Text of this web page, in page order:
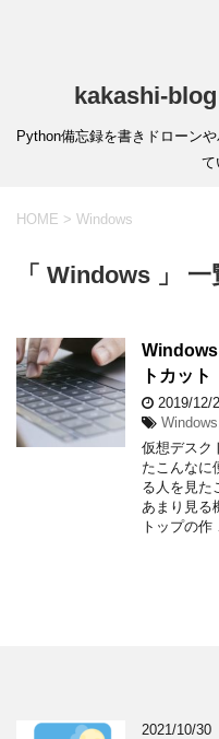
kakashi-
Python備忘録を書きドローン
て
HOME > Windows
「 Windows 」 一
Windows
トカッ
2019/12/
Windows
仮想デスク
たこんなに
る人を見た
あまり
トップの作
2021/10/30